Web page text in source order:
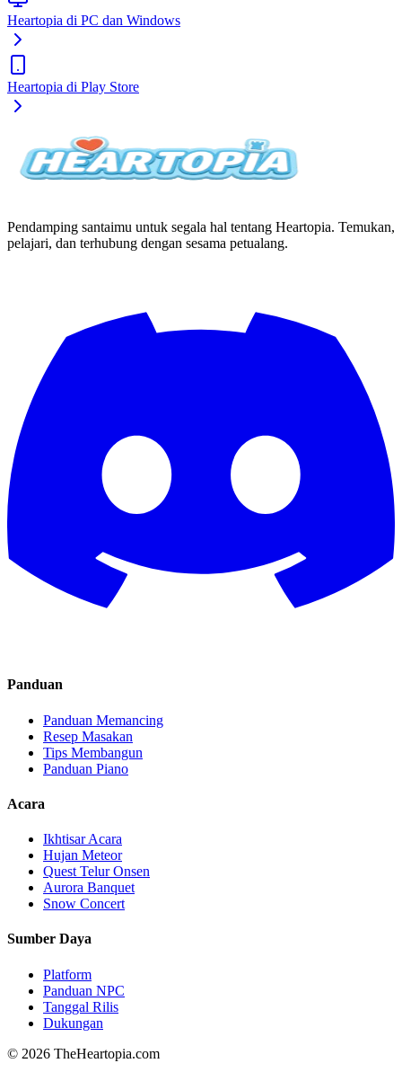
Heartopia di PC dan Windows
Heartopia di Play Store
Pendamping santaimu untuk segala hal tentang Heartopia. Temukan,
pelajari, dan terhubung dengan sesama petualang.
Panduan
Panduan Memancing
Resep Masakan
Tips Membangun
Panduan Piano
Acara
Ikhtisar Acara
Hujan Meteor
Quest Telur Onsen
Aurora Banquet
Snow Concert
Sumber Daya
Platform
Panduan NPC
Tanggal Rilis
Dukungan
© 2026 TheHeartopia.com